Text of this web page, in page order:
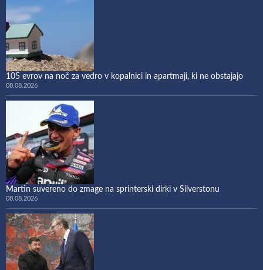
105 evrov na noč za vedro v kopalnici in apartmaji, ki ne obstajajo
08.08.2026
Martin suvereno do zmage na sprinterski dirki v Silverstonu
08.08.2026